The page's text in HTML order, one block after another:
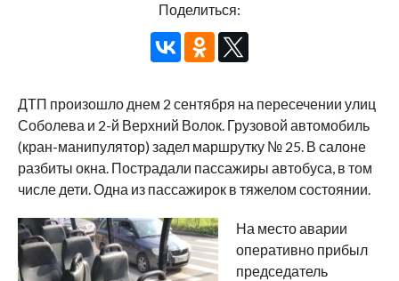
Поделиться:
ДТП произошло днем 2 сентября на пересечении улиц
Соболева и 2-й Верхний Волок. Грузовой автомобиль
(кран-манипулятор) задел маршрутку № 25. В салоне
разбиты окна. Пострадали пассажиры автобуса, в том
числе дети. Одна из пассажирок в тяжелом состоянии.
На место аварии
оперативно прибыл
председатель